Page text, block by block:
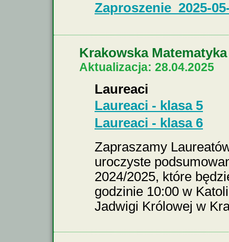
Zaproszenie_2025-
Krakowska
Aktualizacja: 28.04.2025
Laureaci
Laureaci - klasa 5
Laureaci - klasa 6
Zapraszamy
uroczyste
2024/2025, które
godzinie 10:00 w
Jadwigi Królowej w